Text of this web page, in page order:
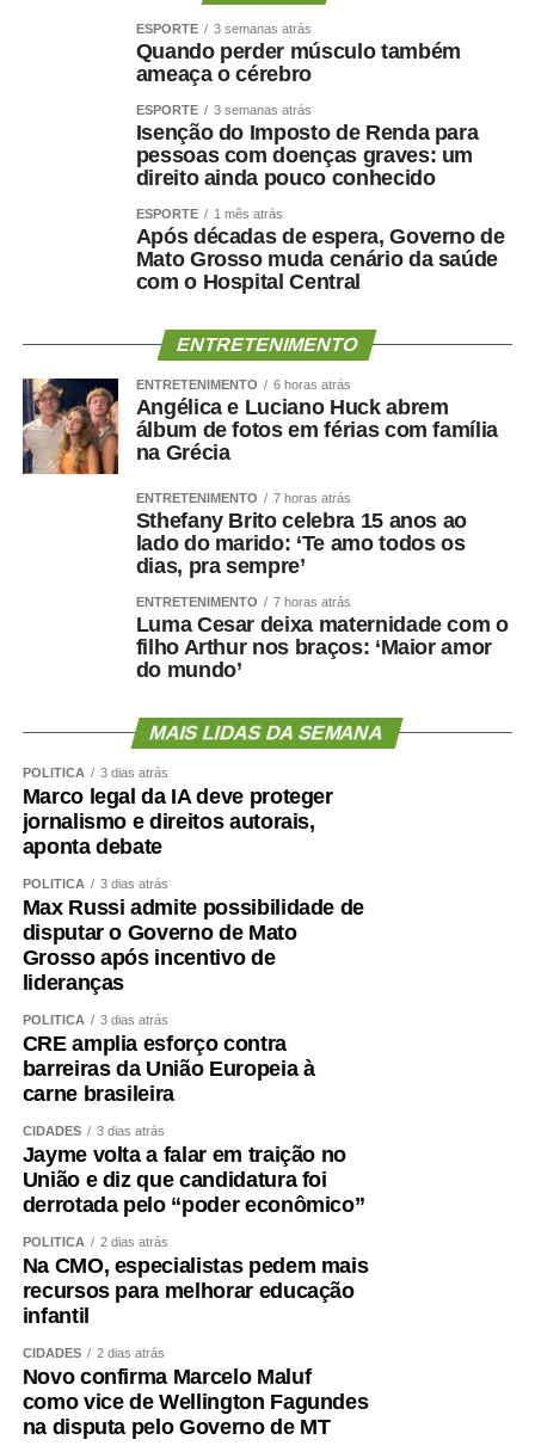
ESPORTE 3 semanas atrás
Quando perder músculo também
ameaça o cérebro
ESPORTE 3 semanas atrás
Isenção do Imposto de Renda para
pessoas com doenças graves: um
direito ainda pouco conhecido
ESPORTE 1 mês atrás
Após décadas de espera, Governo de
Mato Grosso muda cenário da saúde
com o Hospital Central
ENTRETENIMENTO
ENTRETENIMENTO 6 horas atrás
Angélica e Luciano Huck abrem
álbum de fotos em férias com família
na Grécia
ENTRETENIMENTO 7 horas atrás
Sthefany Brito celebra 15 anos ao
lado do marido: ‘Te amo todos os
dias, pra sempre’
ENTRETENIMENTO 7 horas atrás
Luma Cesar deixa maternidade com o
filho Arthur nos braços: ‘Maior amor
do mundo’
MAIS LIDAS DA SEMANA
POLÍTICA 3 dias atrás
Marco legal da IA deve proteger
jornalismo e direitos autorais,
aponta debate
POLÍTICA 3 dias atrás
Max Russi admite possibilidade de
disputar o Governo de Mato
Grosso após incentivo de
lideranças
POLÍTICA 3 dias atrás
CRE amplia esforço contra
barreiras da União Europeia à
carne brasileira
CIDADES 3 dias atrás
Jayme volta a falar em traição no
União e diz que candidatura foi
derrotada pelo “poder econômico”
POLÍTICA 2 dias atrás
Na CMO, especialistas pedem mais
recursos para melhorar educação
infantil
CIDADES 2 dias atrás
Novo confirma Marcelo Maluf
como vice de Wellington Fagundes
na disputa pelo Governo de MT